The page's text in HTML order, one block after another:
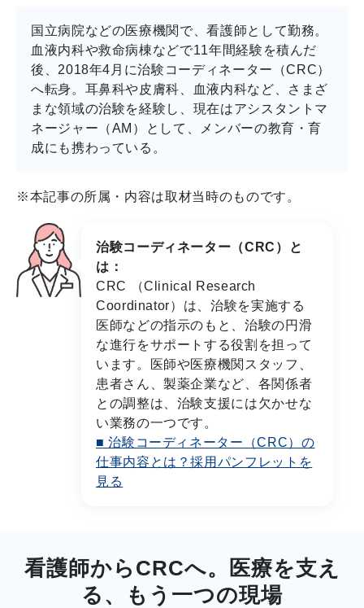
国立病院などの医療機関で、看護師として勤務。
血液内科や救命病棟などで11年間経験を積んだ
後、2018年4月に治験コーディネーター（CRC）
へ転身。耳鼻科や皮膚科、血液内科など、さまざ
まな領域の治験を経験し、現在はアシスタントマ
ネージャー（AM）として、メンバーの教育・育
成にも携わっている。
※本記事の所属・内容は取材当時のものです。
治験コーディネーター（CRC）と
は：
CRC （Clinical Research
Coordinator）は、治験を実施する
医師などの指示のもと、治験の円滑
な進行をサポートする役割を担って
います。医師や医療機関スタッフ、
患者さん、製薬企業など、各関係者
との調整は、治験支援には欠かせな
い業務の一つです。
■ 治験コーディネーター（CRC）の
仕事内容とは？採用パンフレットを
見る
看護師からCRCへ。医療を支え
る、もう一つの現場